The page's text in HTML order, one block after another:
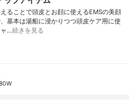
ることで頭皮とお顔に使えるEMSの美顔
基本は湯船に浸かりつつ頭皮ケア用に使
ャ…続きを見る